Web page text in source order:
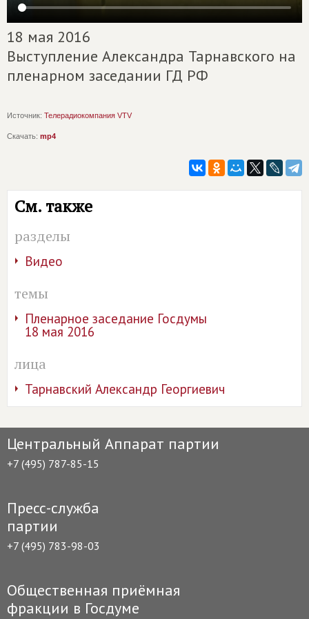
18 мая 2016
Выступление Александра Тарнавского на
пленарном заседании ГД РФ
Источник: Телерадиокомпания VTV
Скачать: mp4
См. также
разделы
Видео
темы
Пленарное заседание Госдумы
18 мая 2016
лица
Тарнавский Александр Георгиевич
Центральный Аппарат партии
+7 (495) 787-85-15
Пресс-служба
партии
+7 (495) 783-98-03
Общественная приёмная
фракции в Госдуме